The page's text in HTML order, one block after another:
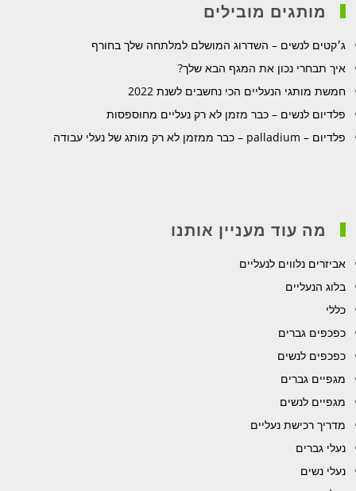
מותגים מובילים
ג׳קטים לנשים – השדרוג המושלם למלתחה שלך בחורף
איך תבחרי נכון את המגף הבא שלך?
חמשת מותגי הנעליים הכי נחשבים לשנת 2022
פלדיום לנשים – כבר מזמן לא רק נעליים מחוספסות
פלדיום – palladium – כבר ממזמן לא רק מותג של נעלי עבודה
מה עוד מעניין אותנו
אביזרים נלווים לנעליים
בלוג הנעליים
כללי
כפכפים גברים
כפכפים לנשים
מגפיים גברים
מגפיים לנשים
מדריך רכישת נעליים
נעלי גברים
נעלי נשים